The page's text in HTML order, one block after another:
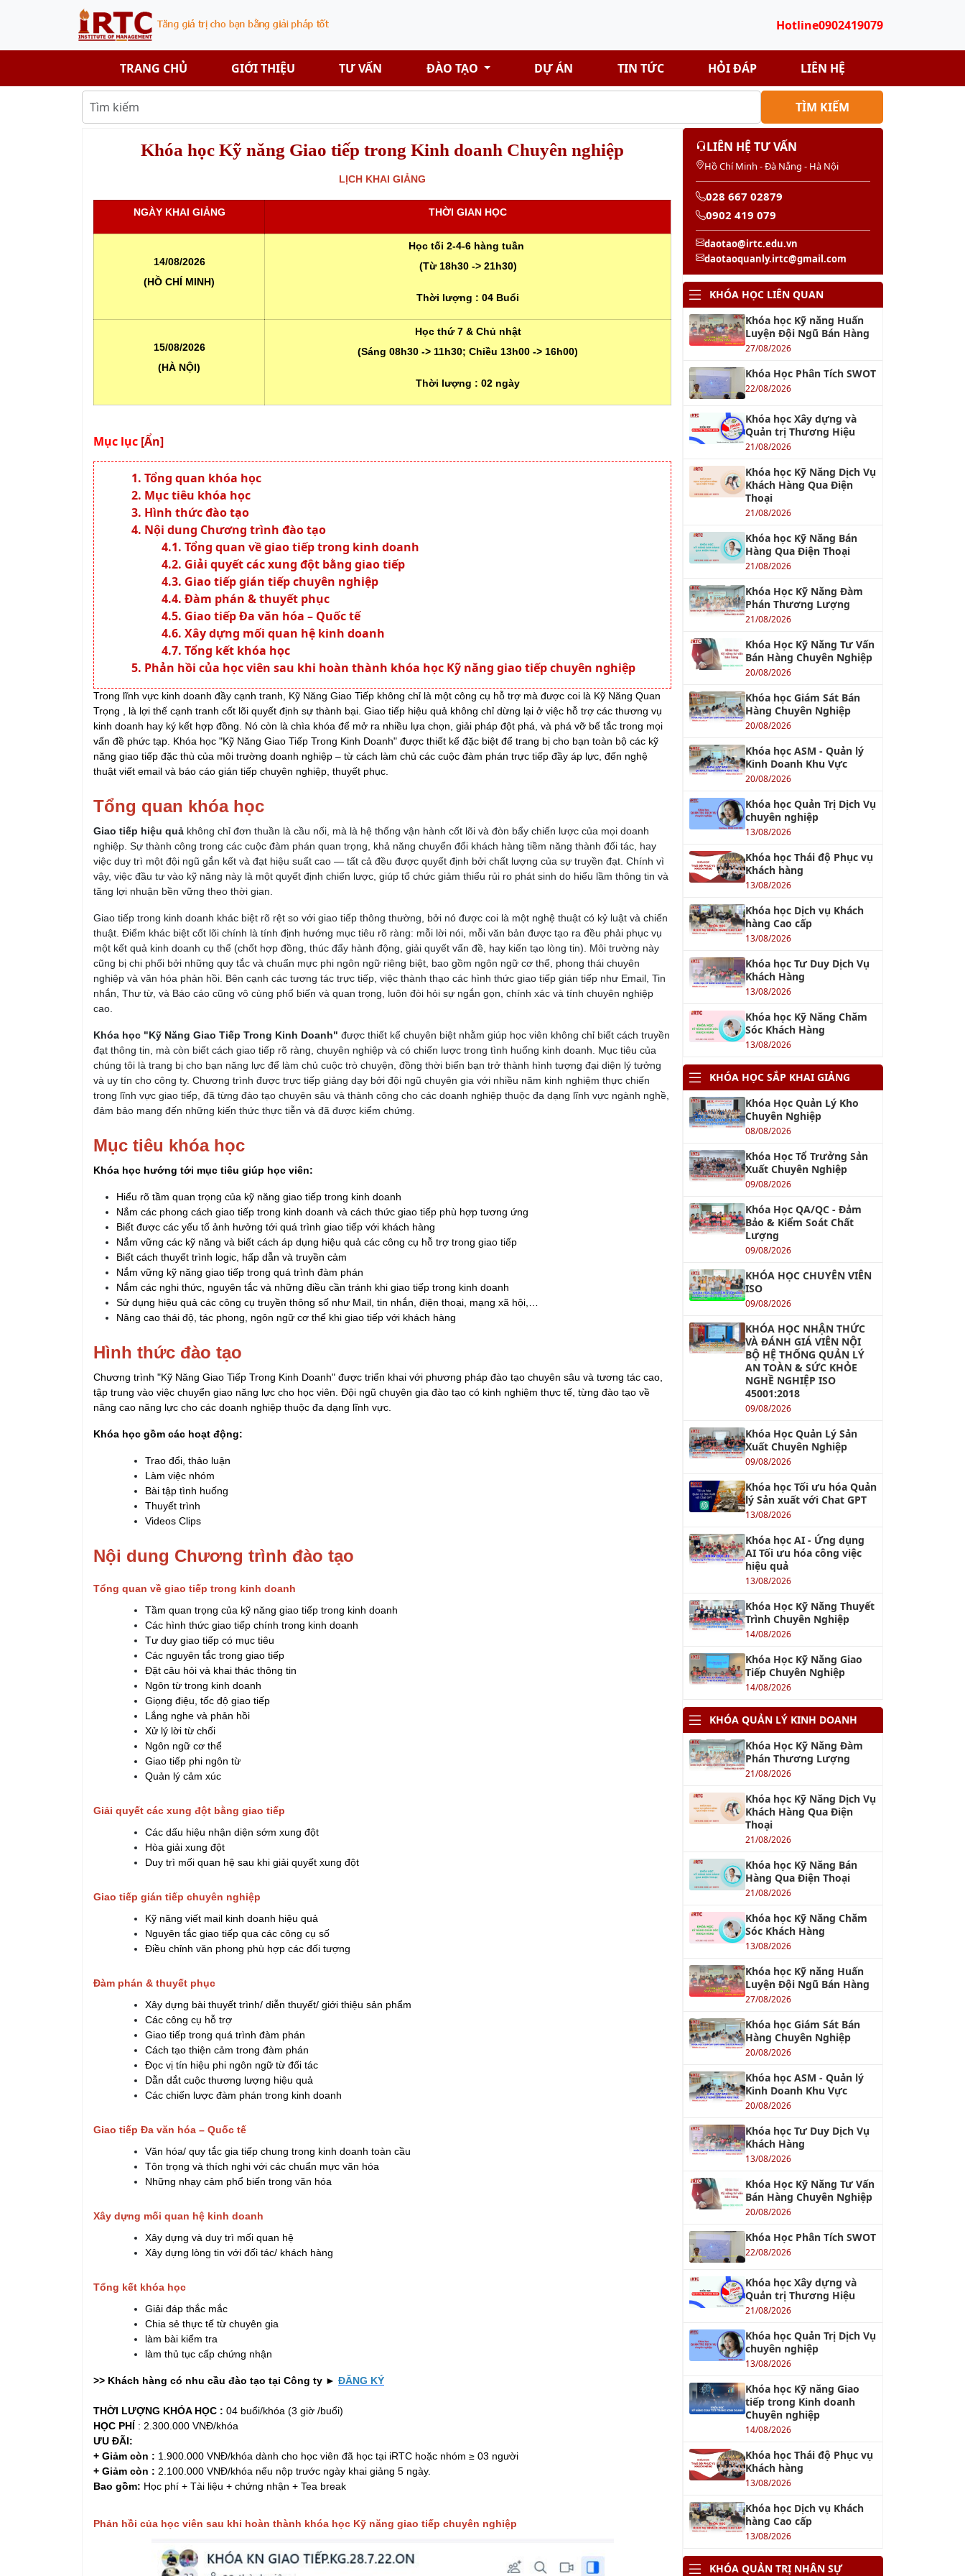
Hotline0902419079
TRANG CHỦ GIỚI THIỆU TƯ VẤN ĐÀO TẠO DỰ ÁN TIN TỨC HỎI ĐÁP LIÊN HỆ
TÌM KIẾM
Khóa học Kỹ năng Giao tiếp trong Kinh doanh Chuyên nghiệp
LỊCH KHAI GIẢNG
NGÀY KHAI GIẢNG THỜI GIAN HỌC
14/08/2026
(HỒ CHÍ MINH)
Học tối 2-4-6 hàng tuần
(Từ 18h30 -> 21h30)
Thời lượng : 04 Buổi
15/08/2026
(HÀ NỘI)
Học thứ 7 & Chủ nhật
(Sáng 08h30 -> 11h30; Chiều 13h00 -> 16h00)
Thời lượng : 02 ngày
Mục lục [Ẩn]
Tổng quan khóa học
Mục tiêu khóa học
Hình thức đào tạo
Nội dung Chương trình đào tạo
Tổng quan về giao tiếp trong kinh doanh
Giải quyết các xung đột bằng giao tiếp
Giao tiếp gián tiếp chuyên nghiệp
Đàm phán & thuyết phục
Giao tiếp Đa văn hóa – Quốc tế
Xây dựng mối quan hệ kinh doanh
Tổng kết khóa học
Phản hồi của học viên sau khi hoàn thành khóa học Kỹ năng giao tiếp chuyên nghiệp
Trong lĩnh vực kinh doanh đầy cạnh tranh, Kỹ Năng Giao Tiếp không chỉ là một công cụ hỗ trợ mà được coi là Kỹ Năng Quan
Trọng , là lợi thế cạnh tranh cốt lõi quyết định sự thành bại. Giao tiếp hiệu quả không chỉ dừng lại ở việc hỗ trợ các thương vụ
kinh doanh hay ký kết hợp đồng. Nó còn là chìa khóa để mở ra nhiều lựa chọn, giải pháp đột phá, và phá vỡ bế tắc trong mọi
vấn đề phức tạp. Khóa học "Kỹ Năng Giao Tiếp Trong Kinh Doanh" được thiết kế đặc biệt để trang bị cho bạn toàn bộ các kỹ
năng giao tiếp đặc thù của môi trường doanh nghiệp – từ cách làm chủ các cuộc đàm phán trực tiếp đầy áp lực, đến nghệ
thuật viết email và báo cáo gián tiếp chuyên nghiệp, thuyết phục.
Tổng quan khóa học
Giao tiếp hiệu quả không chỉ đơn thuần là cầu nối, mà là hệ thống vận hành cốt lõi và đòn bẩy chiến lược của mọi doanh
nghiệp. Sự thành công trong các cuộc đàm phán quan trọng, khả năng chuyển đổi khách hàng tiềm năng thành đối tác, hay
việc duy trì một đội ngũ gắn kết và đạt hiệu suất cao — tất cả đều được quyết định bởi chất lượng của sự truyền đạt. Chính vì
vậy, việc đầu tư vào kỹ năng này là một quyết định chiến lược, giúp tổ chức giảm thiểu rủi ro phát sinh do hiểu lầm thông tin và
tăng lợi nhuận bền vững theo thời gian.
Giao tiếp trong kinh doanh khác biệt rõ rệt so với giao tiếp thông thường, bởi nó được coi là một nghệ thuật có kỷ luật và chiến
thuật. Điểm khác biệt cốt lõi chính là tính định hướng mục tiêu rõ ràng: mỗi lời nói, mỗi văn bản được tạo ra đều phải phục vụ
một kết quả kinh doanh cụ thể (chốt hợp đồng, thúc đẩy hành động, giải quyết vấn đề, hay kiến tạo lòng tin). Môi trường này
cũng bị chi phối bởi những quy tắc và chuẩn mực phi ngôn ngữ riêng biệt, bao gồm ngôn ngữ cơ thể, phong thái chuyên
nghiệp và văn hóa phản hồi. Bên cạnh các tương tác trực tiếp, việc thành thạo các hình thức giao tiếp gián tiếp như Email, Tin
nhắn, Thư từ, và Báo cáo cũng vô cùng phổ biến và quan trọng, luôn đòi hỏi sự ngắn gọn, chính xác và tính chuyên nghiệp
cao.
Khóa học "Kỹ Năng Giao Tiếp Trong Kinh Doanh" được thiết kế chuyên biệt nhằm giúp học viên không chỉ biết cách truyền
đạt thông tin, mà còn biết cách giao tiếp rõ ràng, chuyên nghiệp và có chiến lược trong tình huống kinh doanh. Mục tiêu của
chúng tôi là trang bị cho bạn năng lực để làm chủ cuộc trò chuyện, đồng thời biến bạn trở thành hình tượng đại diện lý tưởng
và uy tín cho công ty. Chương trình được trực tiếp giảng dạy bởi đội ngũ chuyên gia với nhiều năm kinh nghiệm thực chiến
trong lĩnh vực giao tiếp, đã từng đào tạo chuyên sâu và thành công cho các doanh nghiệp thuộc đa dạng lĩnh vực ngành nghề,
đảm bảo mang đến những kiến thức thực tiễn và đã được kiểm chứng.
Mục tiêu khóa học
Khóa học hướng tới mục tiêu giúp học viên:
Hiểu rõ tầm quan trọng của kỹ năng giao tiếp trong kinh doanh
Nắm các phong cách giao tiếp trong kinh doanh và cách thức giao tiếp phù hợp tương ứng
Biết được các yếu tố ảnh hưởng tới quá trình giao tiếp với khách hàng
Nắm vững các kỹ năng và biết cách áp dụng hiệu quả các công cụ hỗ trợ trong giao tiếp
Biết cách thuyết trình logic, hấp dẫn và truyền cảm
Nắm vững kỹ năng giao tiếp trong quá trình đàm phán
Nắm các nghi thức, nguyên tắc và những điều cần tránh khi giao tiếp trong kinh doanh
Sử dụng hiệu quả các công cụ truyền thông số như Mail, tin nhắn, điện thoại, mạng xã hội,…
Nâng cao thái độ, tác phong, ngôn ngữ cơ thể khi giao tiếp với khách hàng
Hình thức đào tạo
Chương trình "Kỹ Năng Giao Tiếp Trong Kinh Doanh" được triển khai với phương pháp đào tạo chuyên sâu và tương tác cao,
tập trung vào việc chuyển giao năng lực cho học viên. Đội ngũ chuyên gia đào tạo có kinh nghiệm thực tế, từng đào tạo về
nâng cao năng lực cho các doanh nghiệp thuộc đa dạng lĩnh vực.
Khóa học gồm các hoạt động:
Trao đổi, thảo luận
Làm việc nhóm
Bài tập tình huống
Thuyết trình
Videos Clips
Nội dung Chương trình đào tạo
Tổng quan về giao tiếp trong kinh doanh
Tầm quan trọng của kỹ năng giao tiếp trong kinh doanh
Các hình thức giao tiếp chính trong kinh doanh
Tư duy giao tiếp có mục tiêu
Các nguyên tắc trong giao tiếp
Đặt câu hỏi và khai thác thông tin
Ngôn từ trong kinh doanh
Giọng điệu, tốc độ giao tiếp
Lắng nghe và phản hồi
Xử lý lời từ chối
Ngôn ngữ cơ thể
Giao tiếp phi ngôn từ
Quản lý cảm xúc
Giải quyết các xung đột bằng giao tiếp
Các dấu hiệu nhận diện sớm xung đột
Hòa giải xung đột
Duy trì mối quan hệ sau khi giải quyết xung đột
Giao tiếp gián tiếp chuyên nghiệp
Kỹ năng viết mail kinh doanh hiệu quả
Nguyên tắc giao tiếp qua các công cụ số
Điều chỉnh văn phong phù hợp các đối tượng
Đàm phán & thuyết phục
Xây dựng bài thuyết trình/ diễn thuyết/ giới thiệu sản phẩm
Các công cụ hỗ trợ
Giao tiếp trong quá trình đàm phán
Cách tạo thiện cảm trong đàm phán
Đọc vị tín hiệu phi ngôn ngữ từ đối tác
Dẫn dắt cuộc thương lượng hiệu quả
Các chiến lược đàm phán trong kinh doanh
Giao tiếp Đa văn hóa – Quốc tế
Văn hóa/ quy tắc gia tiếp chung trong kinh doanh toàn cầu
Tôn trọng và thích nghi với các chuẩn mực văn hóa
Những nhạy cảm phổ biến trong văn hóa
Xây dựng mối quan hệ kinh doanh
Xây dựng và duy trì mối quan hệ
Xây dựng lòng tin với đối tác/ khách hàng
Tổng kết khóa học
Giải đáp thắc mắc
Chia sẻ thực tế từ chuyên gia
làm bài kiểm tra
làm thủ tục cấp chứng nhận
>> Khách hàng có nhu cầu đào tạo tại Công ty ► ĐĂNG KÝ
THỜI LƯỢNG KHÓA HỌC : 04 buổi/khóa (3 giờ /buổi)
HỌC PHÍ : 2.300.000 VNĐ/khóa
ƯU ĐÃI:
+ Giảm còn : 1.900.000 VNĐ/khóa dành cho học viên đã học tại iRTC hoặc nhóm ≥ 03 người
+ Giảm còn : 2.100.000 VNĐ/khóa nếu nộp trước ngày khai giảng 5 ngày.
Bao gồm: Học phí + Tài liệu + chứng nhận + Tea break
Phản hồi của học viên sau khi hoàn thành khóa học Kỹ năng giao tiếp chuyên nghiệp
LIÊN HỆ TƯ VẤN
Hồ Chí Minh - Đà Nẵng - Hà Nội
028 667 02879
0902 419 079
daotao@irtc.edu.vn
daotaoquanly.irtc@gmail.com
KHÓA HỌC LIÊN QUAN
Khóa học Kỹ năng Huấn
Luyện Đội Ngũ Bán Hàng
27/08/2026
Khóa Học Phân Tích SWOT
22/08/2026
Khóa học Xây dựng và
Quản trị Thương Hiệu
21/08/2026
Khóa học Kỹ Năng Dịch Vụ
Khách Hàng Qua Điện
Thoại
21/08/2026
Khóa học Kỹ Năng Bán
Hàng Qua Điện Thoại
21/08/2026
Khóa Học Kỹ Năng Đàm
Phán Thương Lượng
21/08/2026
Khóa Học Kỹ Năng Tư Vấn
Bán Hàng Chuyên Nghiệp
20/08/2026
Khóa học Giám Sát Bán
Hàng Chuyên Nghiệp
20/08/2026
Khóa học ASM - Quản lý
Kinh Doanh Khu Vực
20/08/2026
Khóa học Quản Trị Dịch Vụ
chuyên nghiệp
13/08/2026
Khóa học Thái độ Phục vụ
Khách hàng
13/08/2026
Khóa học Dịch vụ Khách
hàng Cao cấp
13/08/2026
Khóa học Tư Duy Dịch Vụ
Khách Hàng
13/08/2026
Khóa học Kỹ Năng Chăm
Sóc Khách Hàng
13/08/2026
KHÓA HỌC SẮP KHAI GIẢNG
Khóa Học Quản Lý Kho
Chuyên Nghiệp
08/08/2026
Khóa Học Tổ Trưởng Sản
Xuất Chuyên Nghiệp
09/08/2026
Khóa Học QA/QC - Đảm
Bảo & Kiểm Soát Chất
Lượng
09/08/2026
KHÓA HỌC CHUYÊN VIÊN
ISO
09/08/2026
KHÓA HỌC NHẬN THỨC
VÀ ĐÁNH GIÁ VIÊN NỘI
BỘ HỆ THỐNG QUẢN LÝ
AN TOÀN & SỨC KHỎE
NGHỀ NGHIỆP ISO
45001:2018
09/08/2026
Khóa Học Quản Lý Sản
Xuất Chuyên Nghiệp
09/08/2026
Khóa học Tối ưu hóa Quản
lý Sản xuất với Chat GPT
13/08/2026
Khóa học AI - Ứng dụng
AI Tối ưu hóa công việc
hiệu quả
13/08/2026
Khóa Học Kỹ Năng Thuyết
Trình Chuyên Nghiệp
14/08/2026
Khóa Học Kỹ Năng Giao
Tiếp Chuyên Nghiệp
14/08/2026
KHÓA QUẢN LÝ KINH DOANH
Khóa Học Kỹ Năng Đàm
Phán Thương Lượng
21/08/2026
Khóa học Kỹ Năng Dịch Vụ
Khách Hàng Qua Điện
Thoại
21/08/2026
Khóa học Kỹ Năng Bán
Hàng Qua Điện Thoại
21/08/2026
Khóa học Kỹ Năng Chăm
Sóc Khách Hàng
13/08/2026
Khóa học Kỹ năng Huấn
Luyện Đội Ngũ Bán Hàng
27/08/2026
Khóa học Giám Sát Bán
Hàng Chuyên Nghiệp
20/08/2026
Khóa học ASM - Quản lý
Kinh Doanh Khu Vực
20/08/2026
Khóa học Tư Duy Dịch Vụ
Khách Hàng
13/08/2026
Khóa Học Kỹ Năng Tư Vấn
Bán Hàng Chuyên Nghiệp
20/08/2026
Khóa Học Phân Tích SWOT
22/08/2026
Khóa học Xây dựng và
Quản trị Thương Hiệu
21/08/2026
Khóa học Quản Trị Dịch Vụ
chuyên nghiệp
13/08/2026
Khóa học Kỹ năng Giao
tiếp trong Kinh doanh
Chuyên nghiệp
14/08/2026
Khóa học Thái độ Phục vụ
Khách hàng
13/08/2026
Khóa học Dịch vụ Khách
hàng Cao cấp
13/08/2026
KHÓA QUẢN TRỊ NHÂN SỰ